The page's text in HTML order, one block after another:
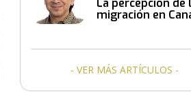
La percepción de
migración en
- VER MÁS ARTÍCULOS -